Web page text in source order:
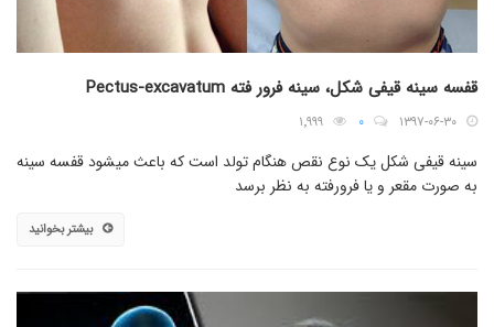
قفسه سینه قیفی شکل، سینه فرور فته Pectus-excavatum
۱۳۹۷-۰۶-۳۰ ۰ ۱٬۹۹۹
سینه قیفی شکل یک نوع نقص هنگام تولد است که باعث میشود قفسه سینه
به صورت مقعر و یا فرورفته به نظر برسد
بیشتر بخوانید